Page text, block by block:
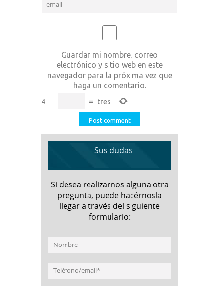
Guardar mi nombre, correo
electrónico y sitio web en este
navegador para la próxima vez que
haga un comentario.
4 − = tres
Sus dudas
Si desea realizarnos alguna otra
pregunta, puede hacérnosla
llegar a través del siguiente
formulario: